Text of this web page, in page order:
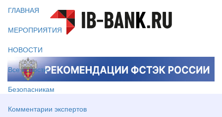
ГЛАВНАЯ
МЕРОПРИЯТИЯ
НОВОСТИ
Все новости
Безопасникам
Комментарии экспертов